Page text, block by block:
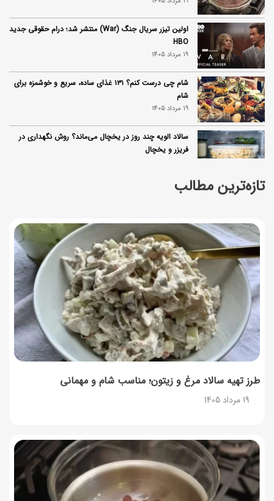
تازه‌ترین مطالب
طرز تهیه سالاد مرغ و زیتون؛ مناسب شام و مهمانی
19 مرداد 1405
اولین تیزر سریال جنگ (War) منتشر شد؛ درام حقوقی جدید
HBO
19 مرداد 1405
شام چی درست کنم؟ ۱۳۱ غذای ساده، سریع و خوشمزه برای
شام
19 مرداد 1405
سالاد الویه چند روز در یخچال می‌ماند؟ روش نگهداری در
فریزر و یخچال
طرز تهیه کتلت کینوا؛ غذای سالم و پروتئینی برای یک وعده
طرز تهیه فراپاچینو خانگی؛ به سبک کافه‌ای با بافتی خامه‌ای
19 مرداد 1405
راهنمای اعتراض به کالابرگ مرداد ۱۴۰۵ + شماره پشتیبانی
19 مرداد 1405
روش‌های استعلام کالابرگ (فعال بودن و موجودی)
19 مرداد 1405
کالابرگ مرداد چه کسانی قطع می‌شود؟
18 مرداد 1405